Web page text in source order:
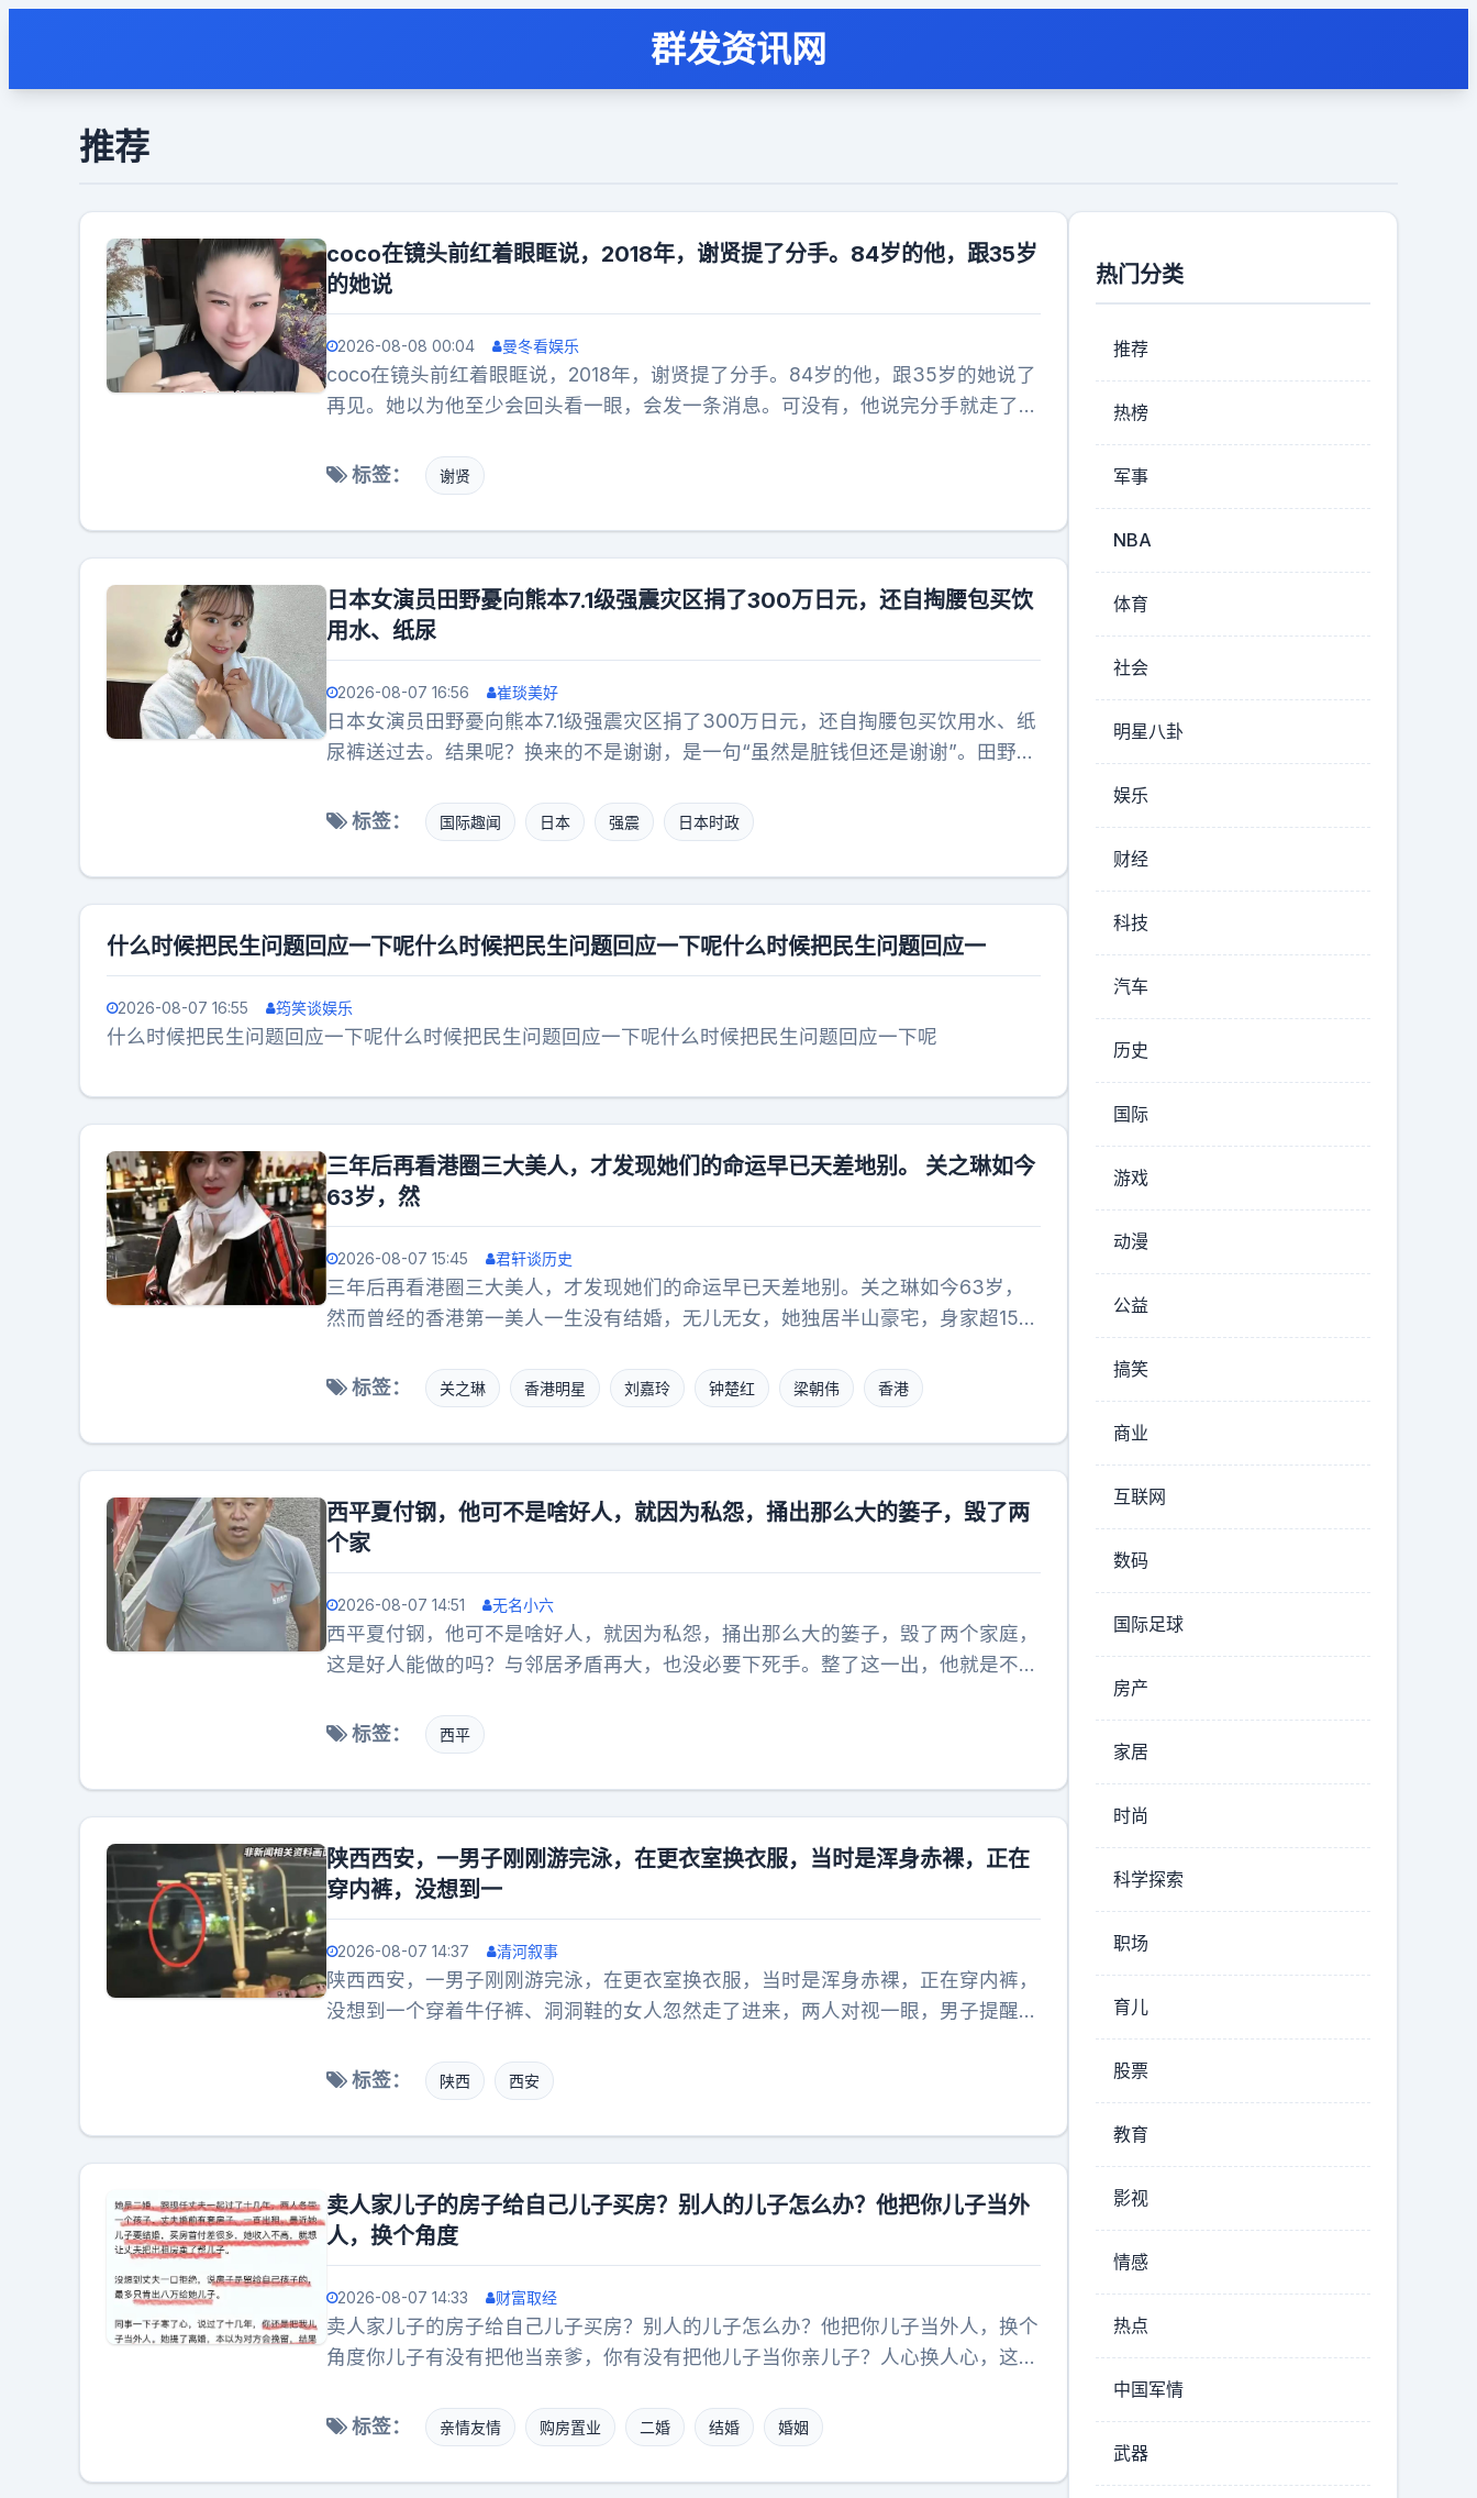
群发资讯网
推荐
coco在镜头前红着眼眶说，2018年，谢贤提了分手。84岁的他，跟35岁
的她说
2026-08-08 00:04 曼冬看娱乐
coco在镜头前红着眼眶说，2018年，谢贤提了分手。84岁的他，跟35岁的她说了
再见。她以为他至少会回头看一眼，会发一条消息。可没有，他说完分手就走了，
到现在记得很清楚。两人相差49岁，在一起12年，分手是他提的。她在直播里把
时间讲清楚，说分手在2018年，说他当时84岁，她35岁。她说这12年里他们一直
在一起，她没有细讲别的事，她只反复说分手是他先说的，她没想到会这么干脆。
她说自己等了8年还没走出来，她一直在等他回头，等一条消息。她说“我以为他心
里还有我”。她说这话时眼睛红红的，语气不激动，没有埋怨，她只是在讲经过。
她说爱是真的，舍不得也是真的，这些话她是在直播里说的。她说分手后他就像消
她在直播里的原话。她说那段时间她天天看手机，她想要一个解释，可一直没有。
她说这八年里她还在等，她把等的理由说成是那句话“我以为他心里还有我”。很多
人在评论里留言，说两人年纪差太大，说这段感情有人觉得荒唐，也有人觉得浪
这些评价，她只把当年怎么说分手、怎么没消息的事又讲了一遍。有人猜他是觉得
自己老了，精力差，怕拖着她，这只是猜。她在直播里没有说他的具体想法，她只
睛，直播里很多人让她保重，她回了一句“我会的”。
标签： 谢贤
日本女演员田野憂向熊本7.1级强震灾区捐了300万日元，还自掏腰包买饮
用水、纸尿
2026-08-07 16:56 崔琰美好
日本女演员田野憂向熊本7.1级强震灾区捐了300万日元，还自掏腰包买饮用水、纸
尿裤送过去。结果呢？换来的不是谢谢，是一句“虽然是脏钱但还是谢谢”。田野憂
送到真正需要的人手上”。这事儿听着就来气。人家捐了300万日元，自己掏钱买
水买纸尿裤送到灾区。结果有人收了东西还不忘补一刀：虽然是脏钱，但还是谢
谢。什么叫脏钱？田野憂的职业在日本是合法的。她没偷没抢，依法纳税，光明正
大挣的钱。凭什么被人说成脏钱？她回得好：不能因为职业否定援助。捐款就是捐
款，帮到人才是最重要的。日本地震灾区的人感激不尽，可一些键盘侠却嫌钱不干
点。有人说得对，日本近代政府历史上没少从灰色产业捞钱。可日本人偏偏对自己
同胞的善意挑三拣四。这道德标准，还真是灵活。中国的艺人也给灾区捐款了。没
标签： 国际趣闻 日本 强震 日本时政
什么时候把民生问题回应一下呢什么时候把民生问题回应一下呢什么时候把民生问题回应一
2026-08-07 16:55 筠笑谈娱乐
什么时候把民生问题回应一下呢什么时候把民生问题回应一下呢什么时候把民生问题回应一下呢
三年后再看港圈三大美人，才发现她们的命运早已天差地别。 关之琳如今
63岁，然
2026-08-07 15:45 君轩谈历史
三年后再看港圈三大美人，才发现她们的命运早已天差地别。关之琳如今63岁，
然而曾经的香港第一美人一生没有结婚，无儿无女，她独居半山豪宅，身家超15
败美人，然而同辈刘嘉玲走的却是另一条路，她不仅是梁朝伟背后的女人，自己的
事业也做得风生水起。今年她更是参演了周星驰的《功夫女足》，把江湖义气变成
实打实的片场助力，让人刮目相看。最让人意外的还是钟楚红当年嫁给广告才子朱
家鼎，两人曾想生育，可惜一次意外损伤了身体，丈夫决定以后不生，没想到丈夫
2007年病逝后，她闭门4个月，此后近20年拒掉所有追求，只与摄影、山水画和郊
野徒步作伴，至今未婚。原来美人的下半场从不靠嫁谁生谁来打分，年华老去不可
圈三大美人在时光长河中走出截然不同的轨迹，人们或许会思考：究竟怎样的人生
才算是不负韶华的答案？
标签： 关之琳 香港明星 刘嘉玲 钟楚红 梁朝伟 香港
西平夏付钢，他可不是啥好人，就因为私怨，捅出那么大的篓子，毁了两
个家
2026-08-07 14:51 无名小六
西平夏付钢，他可不是啥好人，就因为私怨，捅出那么大的篓子，毁了两个家庭，
这是好人能做的吗？与邻居矛盾再大，也没必要下死手。整了这一出，他就是不仁
孝。标签： 西平
陕西西安，一男子刚刚游完泳，在更衣室换衣服，当时是浑身赤裸，正在
穿内裤，没想到一
2026-08-07 14:37 清河叙事
陕西西安，一男子刚刚游完泳，在更衣室换衣服，当时是浑身赤裸，正在穿内裤，
没想到一个穿着牛仔裤、洞洞鞋的女人忽然走了进来，两人对视一眼，男子提醒
外面又看见了那个女人，可那个女人就像没看见他一样，没有理会他，更没有道
歉，就像刚刚走进男更衣室，把他看光是完全没发生过的一样。男子感觉很气愤，
回到家之后，就把这件事发到了网上，希望得到女人的道歉。事情传开之后，有些
人觉得，一个大男人被看了，就被看了呗，这有什么的，完全没必要斤斤计较，身
为男人应该大度一点。而那个女人可能也是一时害羞、紧张，所以没有道歉。也有
一部分人说，现在是女人进男更衣室，看光了男人，那么多人都喊算了，没什么大
偿，甚至还会遭受网暴！会有很多人怀疑，是不是早就别有居心，是个变态、流
氓？恨不得抓起来判几年！可同样的事情放到女人身上就可以轻飘飘揭过。这对男
人来说特别不公平！不知道大家认同哪种看法呢？欢迎留言讨论！
标签： 陕西 西安
卖人家儿子的房子给自己儿子买房？别人的儿子怎么办？他把你儿子当外
人，换个角度
2026-08-07 14:33 财富取经
卖人家儿子的房子给自己儿子买房？别人的儿子怎么办？他把你儿子当外人，换个
角度你儿子有没有把他当亲爹，你有没有把他儿子当你亲儿子？人心换人心，这么
后儿娶妻生子彩礼购房义务的。文中“她收入不高”，说明男人已经帮她抚养孩子十
几年了，这女人有点贪心不足，还想把男人儿子的婚房也拿走。这个男人算是保留
了最后一丝理智。二婚本来就是搭伙过日子，况且都有各自的孩子，这种情况还幻
标签： 亲情友情 购房置业 二婚 结婚 婚姻
热门分类
推荐
热榜
军事
NBA
体育
社会
明星八卦
娱乐
财经
科技
汽车
历史
国际
游戏
动漫
公益
搞笑
商业
互联网
数码
国际足球
房产
家居
时尚
科学探索
职场
育儿
股票
教育
影视
情感
热点
中国军情
武器